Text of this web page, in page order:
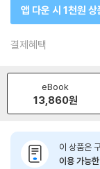
앱 다운 시 1천원 상
결제혜택
eBook
13,860원
이 상품은
이용 가능